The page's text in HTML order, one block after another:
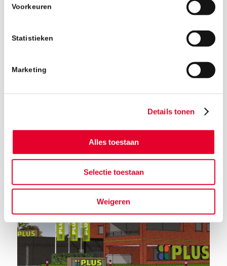
Voorkeuren
Statistieken
Marketing
Details tonen
Alles toestaan
Selectie toestaan
Weigeren